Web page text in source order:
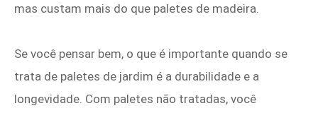
mas custam mais do que paletes de madeira.
Se você pensar bem, o que é importante quando se
trata de paletes de jardim é a durabilidade e a
longevidade. Com paletes não tratadas, você